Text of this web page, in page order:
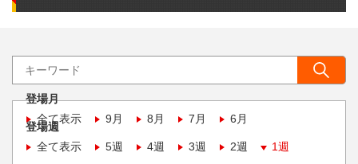
登場月
全て表示
9月 8月 7月 6月
登場週
全て表示
5週 4週 3週 2週 1週